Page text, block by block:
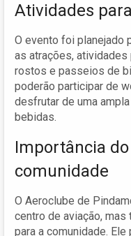
Atividades
O evento foi planejado
as atrações, atividades
rostos e passeios de
poderão participar de
desfrutar de uma
bebidas.
Importância
comunidade
O Aeroclube de
centro de aviação, mas
para a comunidade.